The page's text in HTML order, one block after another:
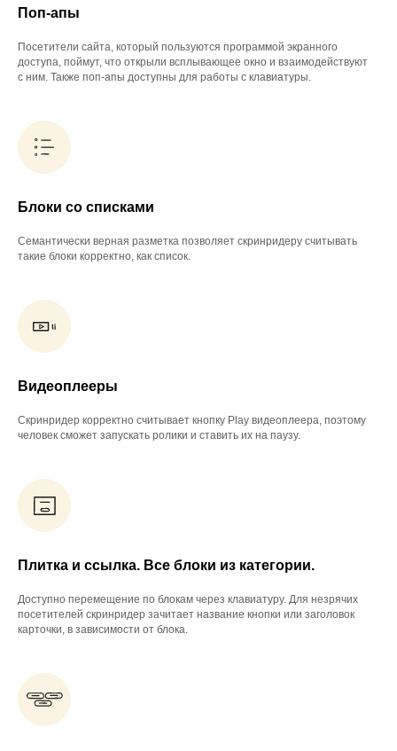
Поп-апы
Посетители сайта, который пользуются программой экранного
доступа, поймут, что открыли всплывающее окно и взаимодействуют
с ним. Также поп-апы доступны для работы с клавиатуры.
Блоки со списками
Семантически верная разметка позволяет скринридеру считывать
такие блоки корректно, как список.
Видеоплееры
Скринридер корректно считывает кнопку Play видеоплеера, поэтому
человек сможет запускать ролики и ставить их на паузу.
Плитка и ссылка. Все блоки из категории.
Доступно перемещение по блокам через клавиатуру. Для незрячих
посетителей скринридер зачитает название кнопки или заголовок
карточки, в зависимости от блока.